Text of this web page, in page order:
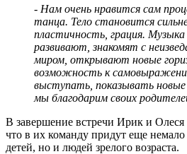
- Нам очень нравится сам
танца. Тело становится
пластичность, грация.
развивают, знакомят с
миром, открывают новые
возможность к
выступать, показывать новые
мы благодарим своих
В завершение встречи Ирик и
что в их команду придут еще немало
детей, но и людей зрелого возраста.